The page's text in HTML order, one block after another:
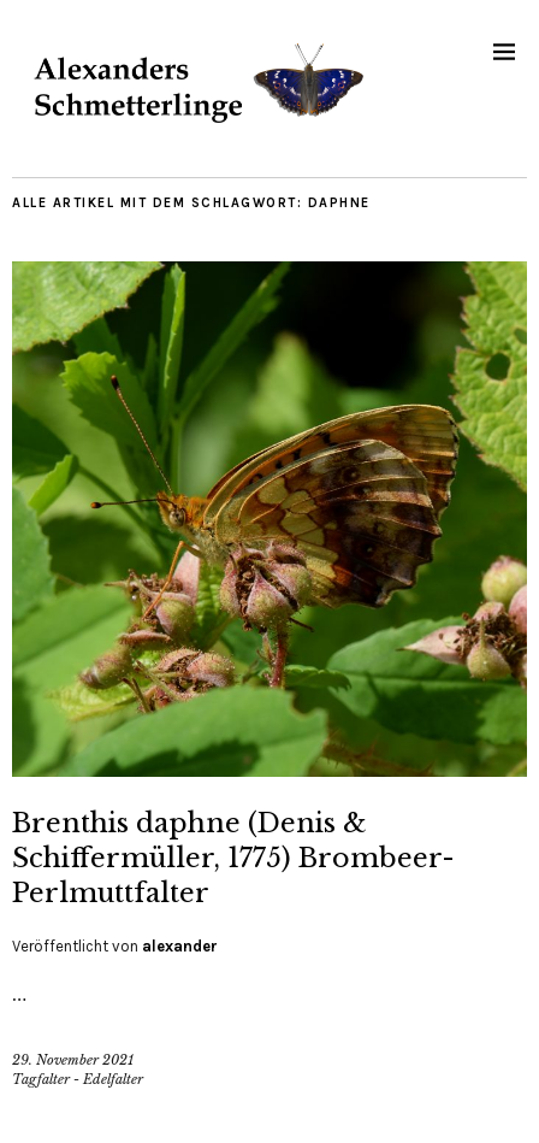
ALLE ARTIKEL MIT DEM SCHLAGWORT: DAPHNE
Brenthis daphne (Denis &
Schiffermüller, 1775) Brombeer-
Perlmuttfalter
Veröffentlicht von alexander
…
29. November 2021
Tagfalter - Edelfalter